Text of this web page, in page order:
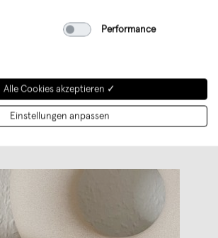
natürliche
mit verwöhnenden
Weiterlesen
Performance
Alle Cookies akzeptieren ✓
Einstellungen anpassen